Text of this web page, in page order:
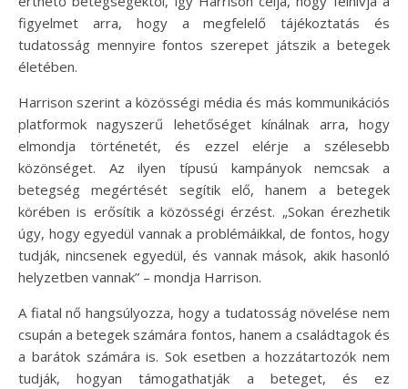
figyelmet arra, hogy a megfelelő tájékoztatás és
tudatosság mennyire fontos szerepet játszik a betegek
életében.
Harrison szerint a közösségi média és más kommunikációs
platformok nagyszerű lehetőséget kínálnak arra, hogy
elmondja történetét, és ezzel elérje a szélesebb
közönséget. Az ilyen típusú kampányok nemcsak a
betegség megértését segítik elő, hanem a betegek
körében is erősítik a közösségi érzést. „Sokan érezhetik
úgy, hogy egyedül vannak a problémáikkal, de fontos, hogy
tudják, nincsenek egyedül, és vannak mások, akik hasonló
helyzetben vannak” – mondja Harrison.
A fiatal nő hangsúlyozza, hogy a tudatosság növelése nem
csupán a betegek számára fontos, hanem a családtagok és
a barátok számára is. Sok esetben a hozzátartozók nem
tudják, hogyan támogathatják a beteget, és ez